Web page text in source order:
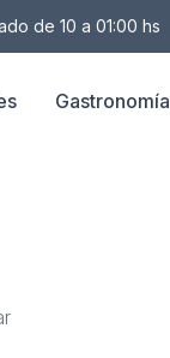
de 10 a 01:00 hs
Gastronomía